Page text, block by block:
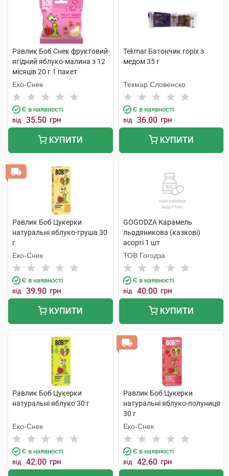
Равлик Боб Снек фруктовий-
ягідний яблуко-малина з 12
місяців 20 г 1 пакет
Еко-Снек
Є в наявності
від 35.50 грн
КУПИТИ
Tekmar Батончик горіх з
медом 35 г
Текмар Словенско
Є в наявності
від 36.00 грн
КУПИТИ
Равлик Боб Цукерки
натуральні яблуко-груша 30
г
Еко-Снек
Є в наявності
від 39.90 грн
КУПИТИ
GOGODZA Карамель
льодяникова (казкові)
асорті 1 шт
ТОВ Гогодза
Є в наявності
від 40.00 грн
КУПИТИ
Равлик Боб Цукерки
натуральні яблуко 30 г
Еко-Снек
Є в наявності
від 42.00 грн
Равлик Боб Цукерки
натуральні яблуко-полуниця
30 г
Еко-Снек
Є в наявності
від 42.60 грн